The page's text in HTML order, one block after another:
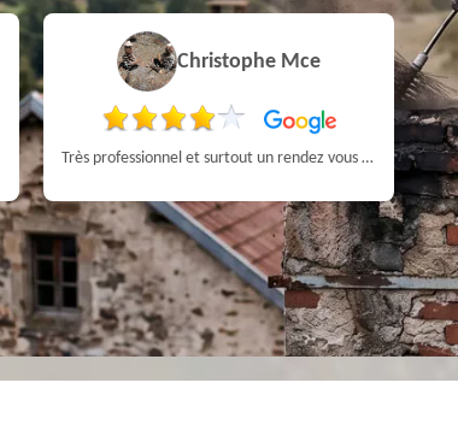
Christophe Mce
Très professionnel et surtout un rendez vous rapide pour un ramonage efficace